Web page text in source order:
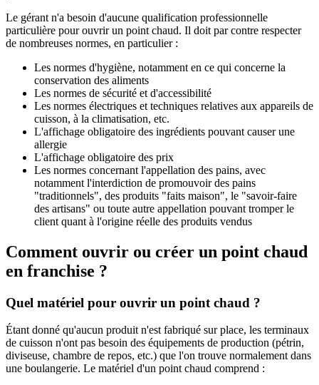
Le gérant n'a besoin d'aucune qualification professionnelle
particulière pour ouvrir un point chaud. Il doit par contre respecter
de nombreuses normes, en particulier :
Les normes d'hygiène, notamment en ce qui concerne la
conservation des aliments
Les normes de sécurité et d'accessibilité
Les normes électriques et techniques relatives aux appareils de
cuisson, à la climatisation, etc.
L'affichage obligatoire des ingrédients pouvant causer une
allergie
L'affichage obligatoire des prix
Les normes concernant l'appellation des pains, avec
notamment l'interdiction de promouvoir des pains
"traditionnels", des produits "faits maison", le "savoir-faire
des artisans" ou toute autre appellation pouvant tromper le
client quant à l'origine réelle des produits vendus
Comment ouvrir ou créer un point chaud
en franchise ?
Quel matériel pour ouvrir un point chaud ?
Étant donné qu'aucun produit n'est fabriqué sur place, les terminaux
de cuisson n'ont pas besoin des équipements de production (pétrin,
diviseuse, chambre de repos, etc.) que l'on trouve normalement dans
une boulangerie. Le matériel d'un point chaud comprend :